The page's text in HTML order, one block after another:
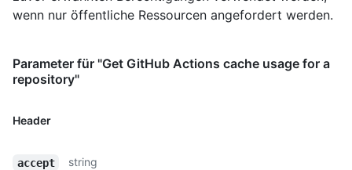
wenn nur öffentliche Ressourcen angefordert werden.
Parameter für "Get GitHub Actions cache usage for a
repository"
Header
accept
string